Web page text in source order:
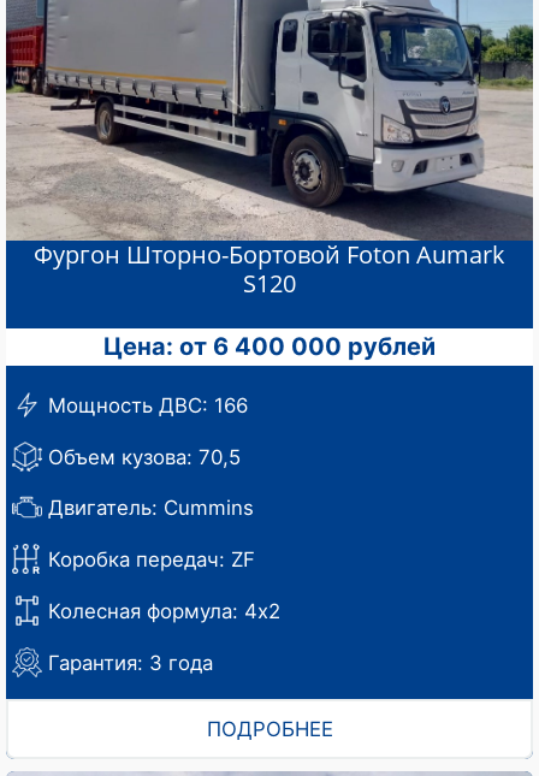
Фургон Шторно-Бортовой Foton Aumark
S120
Цена: от 6 400 000 рублей
Мощность ДВС: 166
Объем кузова: 70,5
Двигатель: Cummins
Коробка передач: ZF
Колесная формула: 4х2
Гарантия: 3 года
ПОДРОБНЕЕ